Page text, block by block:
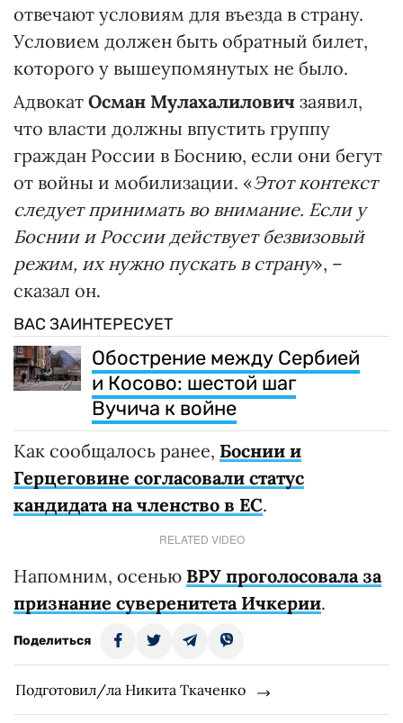
отвечают условиям для въезда в страну.
Условием должен быть обратный билет,
которого у вышеупомянутых не было.
Адвокат Осман Мулахалилович заявил,
что власти должны впустить группу
граждан России в Боснию, если они бегут
от войны и мобилизации. «Этот контекст
следует принимать во внимание. Если у
Боснии и России действует безвизовый
режим, их нужно пускать в страну», –
сказал он.
ВАС ЗАИНТЕРЕСУЕТ
Обострение между Сербией
и Косово: шестой шаг
Вучича к войне
Как сообщалось ранее, Боснии и
Герцеговине согласовали статус
кандидата на членство в ЕС.
RELATED VIDEO
Напомним, осенью ВРУ проголосовала за
признание суверенитета Ичкерии.
Поделиться
Подготовил/ла Никита Ткаченко